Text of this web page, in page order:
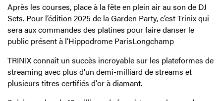
Après les courses, place à la fête en plein air au son de DJ
Sets. Pour l’édition 2025 de la Garden Party, c’est Trinix qui
sera aux commandes des platines pour faire danser le
public présent à l’Hippodrome ParisLongchamp
TRINIX connaît un succès incroyable sur les plateformes de
streaming avec plus d'un demi-milliard de streams et
plusieurs titres certifiés d'or à diamant.